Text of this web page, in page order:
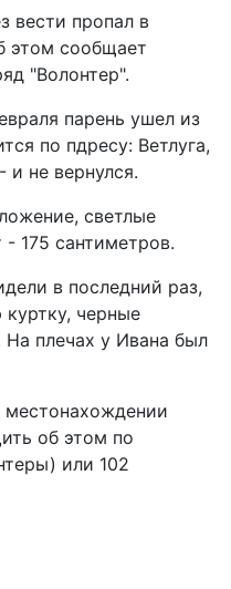
вести пропал в
этом сообщает
"Волонтер".
парень ушел из
по пдресу: Ветлуга,
и не вернулся.
светлые
- 175 сантиметров.
в последний раз,
черные
плечах у Ивана был
местонахождении
об этом по
или 102